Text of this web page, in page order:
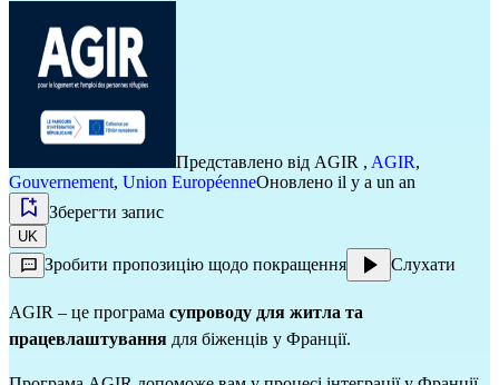
Представлено від AGIR , AGIR,
Gouvernement, Union EuropéenneОновлено il y a un an
Зберегти запис
UK
Зробити пропозицію щодо покращення Слухати
AGIR – це програма супроводу для житла та
працевлаштування для біженців у Франції.